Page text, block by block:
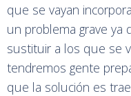
que se vayan
un problema grave ya
sustituir a los que se
tendremos gente
que la solución es